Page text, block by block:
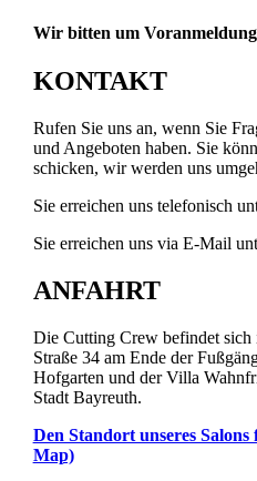
Wir bitten um
KONTAKT
Rufen Sie uns an, wenn Sie
und Angeboten haben. Sie
schicken, wir werden uns
Sie erreichen uns telefonisch
Sie erreichen uns via E-Mail
ANFAHRT
Die Cutting Crew befindet sich
Straße 34 am Ende der
Hofgarten und der Villa
Stadt Bayreuth.
Den Standort unseres
Map)